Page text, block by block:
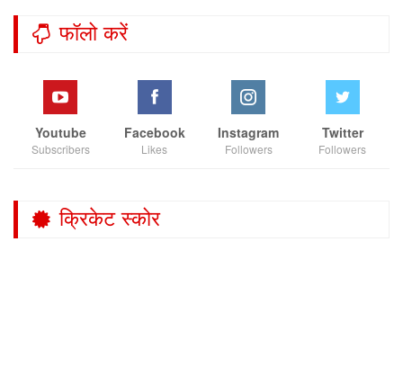
फॉलो करें
Youtube
Subscribers
Facebook
Likes
Instagram
Followers
Twitter
Followers
क्रिकेट स्कोर